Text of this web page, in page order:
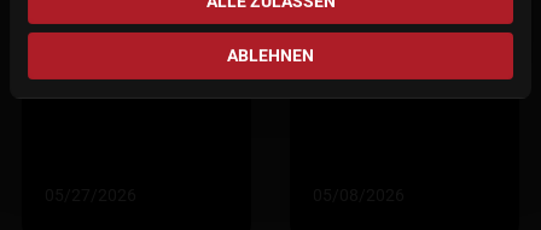
ABLEHNEN
度盛会：牢固的合
创新与难忘的时刻
展会，与imes-icore
科技术